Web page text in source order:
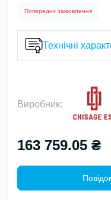
Попереднє замовлення
Технічні
Виробник:
163 759.05 ₴